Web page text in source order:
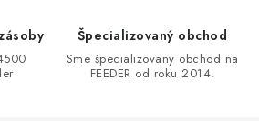
Špecializovaný obchod
Sme špecializovany obchod na
FEEDER od roku 2014.